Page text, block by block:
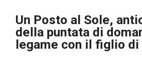
Un Posto al Sole,
della puntata di
legame con il figlio